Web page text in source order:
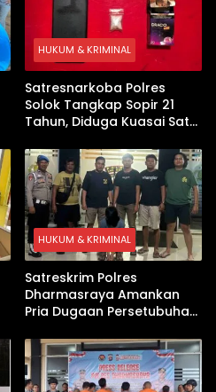
HUKUM & KRIMINAL
Satresnarkoba Polres
Solok Tangkap Sopir 21
Tahun, Diduga Kuasai Satu
HUKUM & KRIMINAL
Satreskrim Polres
Dharmasraya Amankan
Pria Dugaan Persetubuhan